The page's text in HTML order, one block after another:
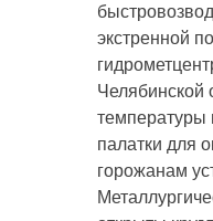
экстренной
Челябинской
температуры
палатки для
горожанам